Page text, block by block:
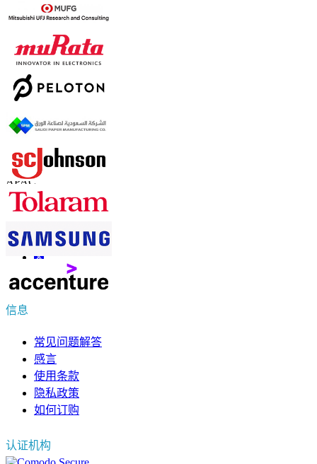
联系我们
US+1 833 909 2966 ( Toll Free )
UK+44 808 502 0280 (Toll Free )
APAC
sales@fortunebusinessinsights.com
联系我们
信息
常见问题解答
感言
使用条款
隐私政策
如何订购
认证机构